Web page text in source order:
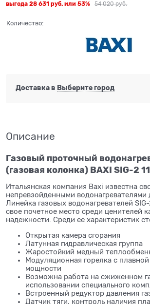
54 020 руб.
выгода 28 631 руб. или 53%
Количество:
Доставка в Выберите город
Описание
Газовый проточный
(газовая колонка) BAXI SIG-2
Итальянская компания Baxi известна
непревзойденными водонагревателями
Линейка газовых водонагревателей
свое почетное место среди ценителей
надежности. Среди ее характеристик
Открытая камера сгорания
Латунная гидравлическая группа
Жаростойкий медный
Модуляционная горелка с
мощности
Возможна работа на сжиженном
использовании специального
Встроенный редуктор давления
Датчик тяги, контроль наличия